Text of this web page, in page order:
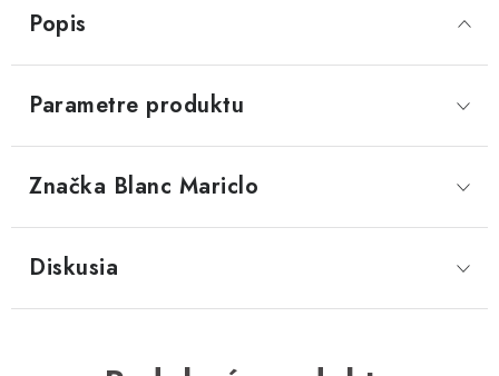
Popis
Parametre produktu
Značka Blanc Mariclo
Diskusia